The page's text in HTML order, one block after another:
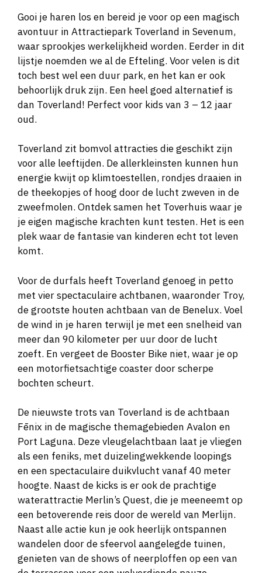
Gooi je haren los en bereid je voor op een magisch
avontuur in Attractiepark Toverland in Sevenum,
waar sprookjes werkelijkheid worden. Eerder in dit
lijstje noemden we al de Efteling. Voor velen is dit
toch best wel een duur park, en het kan er ook
behoorlijk druk zijn. Een heel goed alternatief is
dan Toverland! Perfect voor kids van 3 – 12 jaar
oud.
Toverland zit bomvol attracties die geschikt zijn
voor alle leeftijden. De allerkleinsten kunnen hun
energie kwijt op klimtoestellen, rondjes draaien in
de theekopjes of hoog door de lucht zweven in de
zweefmolen. Ontdek samen het Toverhuis waar je
je eigen magische krachten kunt testen. Het is een
plek waar de fantasie van kinderen echt tot leven
komt.
Voor de durfals heeft Toverland genoeg in petto
met vier spectaculaire achtbanen, waaronder Troy,
de grootste houten achtbaan van de Benelux. Voel
de wind in je haren terwijl je met een snelheid van
meer dan 90 kilometer per uur door de lucht
zoeft. En vergeet de Booster Bike niet, waar je op
een motorfietsachtige coaster door scherpe
bochten scheurt.
De nieuwste trots van Toverland is de achtbaan
Fēnix in de magische themagebieden Avalon en
Port Laguna. Deze vleugelachtbaan laat je vliegen
als een feniks, met duizelingwekkende loopings
en een spectaculaire duikvlucht vanaf 40 meter
hoogte. Naast de kicks is er ook de prachtige
waterattractie Merlin’s Quest, die je meeneemt op
een betoverende reis door de wereld van Merlijn.
Naast alle actie kun je ook heerlijk ontspannen
wandelen door de sfeervol aangelegde tuinen,
genieten van de shows of neerploffen op een van